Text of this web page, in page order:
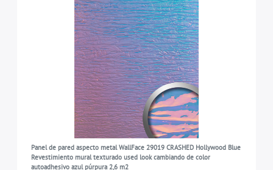
Panel de pared aspecto metal WallFace 29019 CRASHED Hollywood Blue
Revestimiento mural texturado used look cambiando de color
autoadhesivo azul púrpura 2,6 m2